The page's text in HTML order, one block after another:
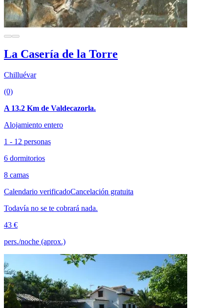
La Casería de la Torre
Chilluévar
(0)
A 13.2 Km de Valdecazorla.
Alojamiento entero
1 - 12 personas
6 dormitorios
8 camas
Calendario verificadoCancelación gratuita
Todavía no se te cobrará nada.
43 €
pers./noche (aprox.)